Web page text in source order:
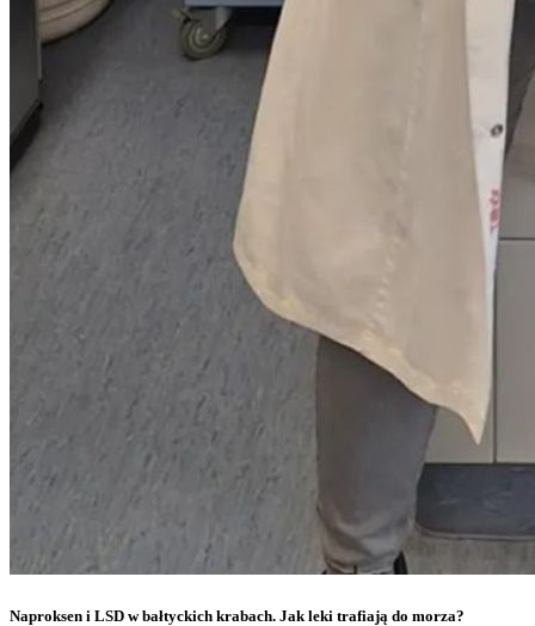
Naproksen i LSD w bałtyckich krabach. Jak leki trafiają do morza?